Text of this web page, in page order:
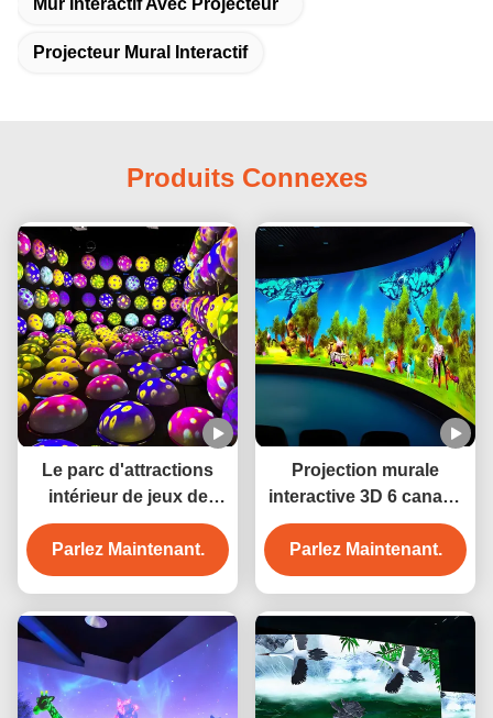
Mur Interactif Avec Projecteur
Projecteur Mural Interactif
Produits Connexes
Le parc d'attractions
intérieur de jeux de
balles de saut interactifs
Parlez Maintenant.
Projection murale
interactive 3D 6 canaux
projetteur immersif
Parlez Maintenant.